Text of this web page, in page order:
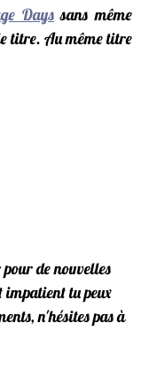
Days sans même
titre. Au même titre
de nouvelles
impatient tu peux
n'hésites pas à